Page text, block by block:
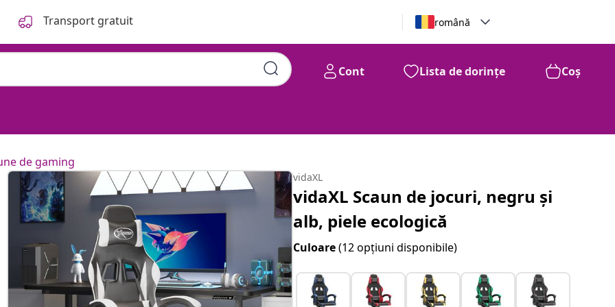
Transport gratuit română
Cont Lista de dorințe Coș
de gaming
vidaXL
vidaXL Scaun de jocuri, negru și
alb, piele ecologică
Culoare(12 opțiuni disponibile)